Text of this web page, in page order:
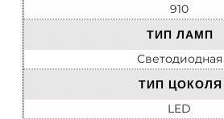
910
ТИП ЛАМП
Светодиодная
ТИП ЦОКОЛЯ
LED